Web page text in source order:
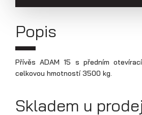
Multipřepravníky
Popis
Přívěs ADAM 15 s předním
celkovou hmotností 3500 kg.
Skladem u